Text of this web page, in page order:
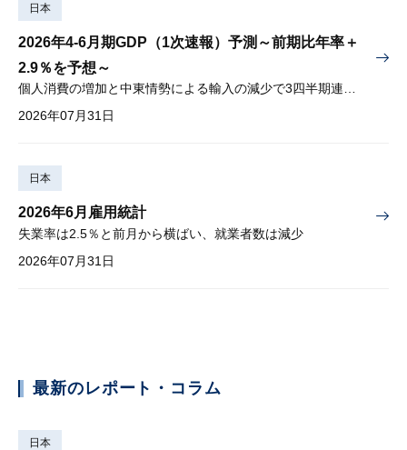
日本
2026年4-6月期GDP（1次速報）予測～前期比年率＋
2.9％を予想～
個人消費の増加と中東情勢による輸入の減少で3四半期連続プラス
2026年07月31日
日本
2026年6月雇用統計
失業率は2.5％と前月から横ばい、就業者数は減少
2026年07月31日
最新のレポート・コラム
日本